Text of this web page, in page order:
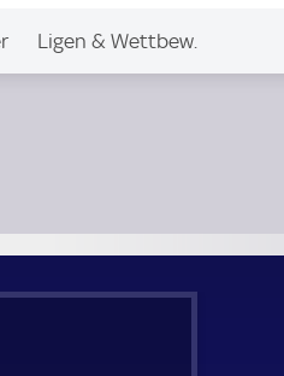
Ligen & Wettbew.